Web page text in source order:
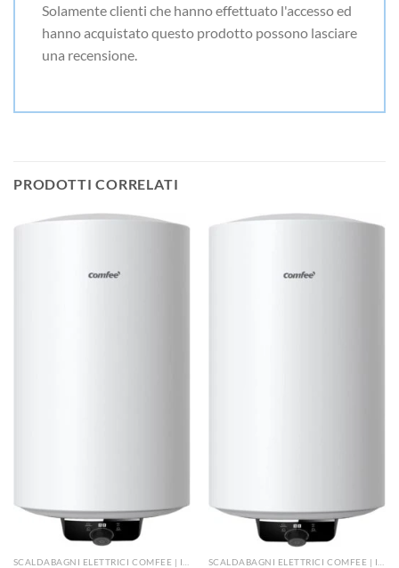
Solamente clienti che hanno effettuato l'accesso ed
hanno acquistato questo prodotto possono lasciare
una recensione.
PRODOTTI CORRELATI